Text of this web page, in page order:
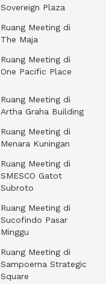
Sovereign Plaza
Ruang Meeting di
The Maja
Ruang Meeting di
One Pacific Place
Ruang Meeting di
Artha Graha Building
Ruang Meeting di
Menara Kuningan
Ruang Meeting di
SMESCO Gatot
Subroto
Ruang Meeting di
Sucofindo Pasar
Minggu
Ruang Meeting di
Sampoerna Strategic
Square